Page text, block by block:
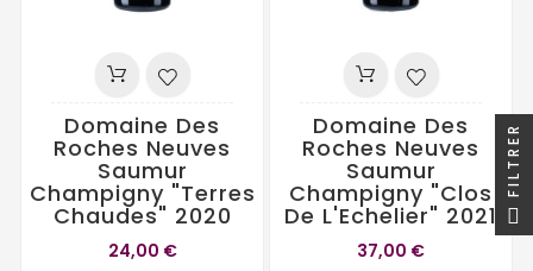
Domaine Des
Roches Neuves
Saumur
Champigny "Terres
Chaudes" 2020
24,00 €
Domaine Des
Roches Neuves
Saumur
Champigny "Clos
De L'Echelier" 2021
37,00 €
FILTRER